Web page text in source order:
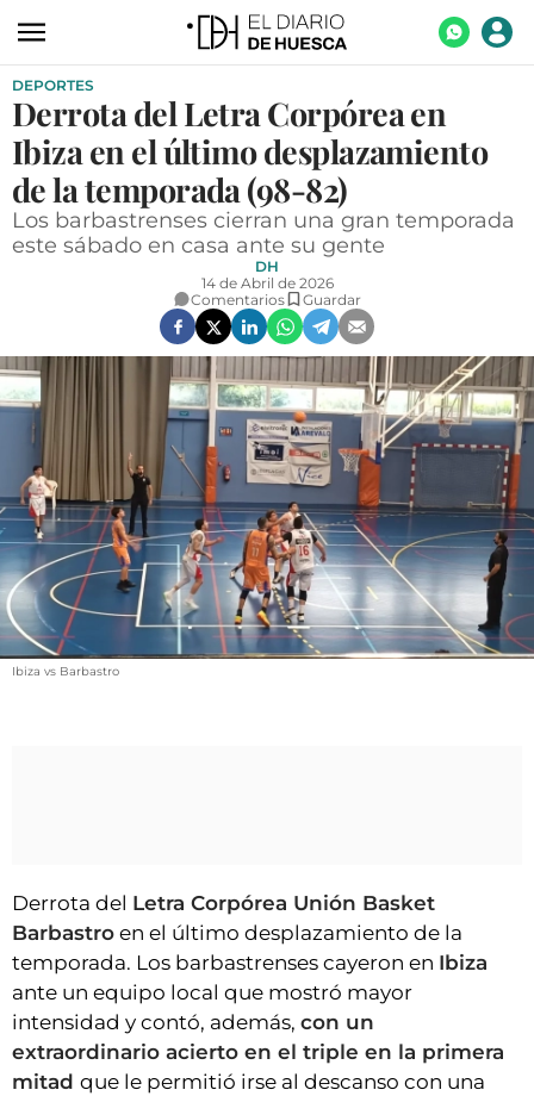
ACTUALIDAD
ECONOMÍA
TECNOLOGÍA
TURISMO
CULTURA
SOCIEDAD
OPINIÓN
GALERÍAS
VÍDEOS
CONTACTAR
FIESTAS EN EL ALTO ARAGÓN
FIESTAS DE SAN LORENZO
CLUB DEL AMIGO MILITANTE
INICIAR SESIÓN
DEPORTES
Derrota del Letra Corpórea en
Ibiza en el último desplazamiento
de la temporada (98-82)
Los barbastrenses cierran una gran temporada
este sábado en casa ante su gente
DH
14 de Abril de 2026
Comentarios
Guardar
Ibiza vs Barbastro
Derrota del Letra Corpórea Unión Basket
Barbastro en el último desplazamiento de la
temporada. Los barbastrenses cayeron en Ibiza
ante un equipo local que mostró mayor
intensidad y contó, además, con un
extraordinario acierto en el triple en la primera
mitad que le permitió irse al descanso con una